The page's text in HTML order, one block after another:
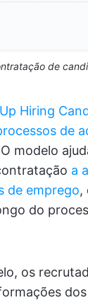
de
Hiring
de
modelo
a
de emprego,
do
os